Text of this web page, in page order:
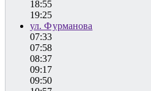
18:55
19:25
ул. Фурманова
07:33
07:58
08:37
09:17
09:50